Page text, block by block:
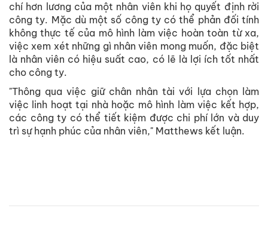
chí hơn lương của một nhân viên khi họ quyết định rời
công ty. Mặc dù một số công ty có thể phản đối tính
không thực tế của mô hình làm việc hoàn toàn từ xa,
việc xem xét những gì nhân viên mong muốn, đặc biệt
là nhân viên có hiệu suất cao, có lẽ là lợi ích tốt nhất
cho công ty.
"Thông qua việc giữ chân nhân tài với lựa chọn làm
việc linh hoạt tại nhà hoặc mô hình làm việc kết hợp,
các công ty có thể tiết kiệm được chi phí lớn và duy
trì sự hạnh phúc của nhân viên," Matthews kết luận.